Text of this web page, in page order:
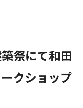
祭にて和田
クショップ